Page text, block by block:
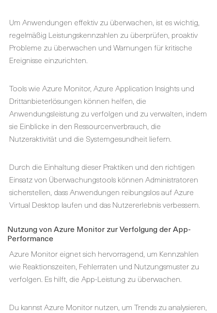
Um Anwendungen effektiv zu überwachen, ist es wichtig,
regelmäßig Leistungskennzahlen zu überprüfen, proaktiv
Probleme zu überwachen und Warnungen für kritische
Ereignisse einzurichten.
Tools wie Azure Monitor, Azure Application Insights und
Drittanbieterlösungen können helfen, die
Anwendungsleistung zu verfolgen und zu verwalten, indem
sie Einblicke in den Ressourcenverbrauch, die
Nutzeraktivität und die Systemgesundheit liefern.
Durch die Einhaltung dieser Praktiken und den richtigen
Einsatz von Überwachungstools können Administratoren
sicherstellen, dass Anwendungen reibungslos auf Azure
Virtual Desktop laufen und das Nutzererlebnis verbessern.
Nutzung von Azure Monitor zur Verfolgung der App-
Performance
Azure Monitor eignet sich hervorragend, um Kennzahlen
wie Reaktionszeiten, Fehlerraten und Nutzungsmuster zu
verfolgen. Es hilft, die App-Leistung zu überwachen.
Du kannst Azure Monitor nutzen, um Trends zu analysieren,